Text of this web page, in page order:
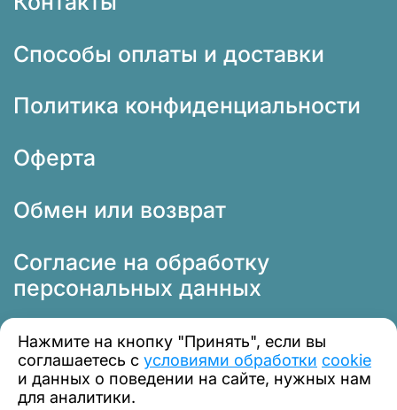
Способы оплаты и доставки
Политика конфиденциальности
Оферта
Обмен или возврат
Согласие на обработку
персональных данных
Нажмите на кнопку "Принять", если вы
соглашаетесь с условиями обработки cookie
и данных о поведении на сайте, нужных нам
для аналитики.